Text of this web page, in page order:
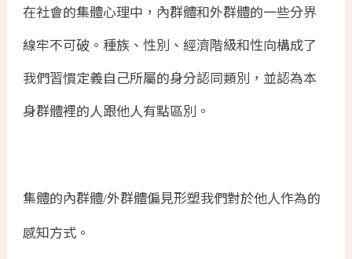
在社會的集體心理中，內群體和外群體的一些分界
線牢不可破。種族、性別、經濟階級和性向構成了
我們習慣定義自己所屬的身分認同類別，並認為本
身群體裡的人跟他人有點區別。
集體的內群體/外群體偏見形塑我們對於他人作為的
感知方式。